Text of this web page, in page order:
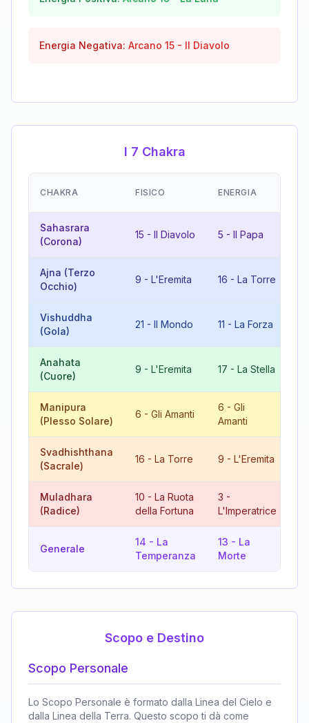
Energia Negativa: Arcano 15 - Il Diavolo
I 7 Chakra
CHAKRA FISICO ENERGIA
Sahasrara
(Corona)
15 - Il Diavolo 5 - Il Papa
Ajna (Terzo
Occhio)
9 - L'Eremita 16 - La Torre
Vishuddha
(Gola)
21 - Il Mondo 11 - La Forza
Anahata
(Cuore)
9 - L'Eremita 17 - La Stella
Manipura
(Plesso Solare)
6 - Gli Amanti
6 - Gli
Amanti
Svadhishthana
(Sacrale)
16 - La Torre 9 - L'Eremita
Muladhara
(Radice)
10 - La Ruota
della Fortuna
3 -
L'Imperatrice
Generale
14 - La
Temperanza
13 - La
Morte
Scopo e Destino
Scopo Personale
Lo Scopo Personale è formato dalla Linea del Cielo e
dalla Linea della Terra. Questo scopo ti dà come